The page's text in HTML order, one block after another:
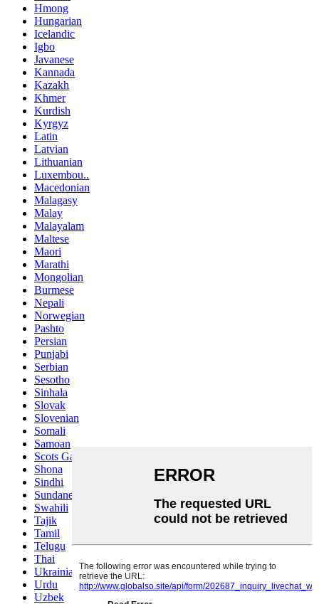
Hmong
Hungarian
Icelandic
Igbo
Javanese
Kannada
Kazakh
Khmer
Kurdish
Kyrgyz
Latin
Latvian
Lithuanian
Luxembou..
Macedonian
Malagasy
Malay
Malayalam
Maltese
Maori
Marathi
Mongolian
Burmese
Nepali
Norwegian
Pashto
Persian
Punjabi
Serbian
Sesotho
Sinhala
Slovak
Slovenian
Somali
Samoan
Scots Gaelic
Shona
Sindhi
Sundanese
Swahili
Tajik
Tamil
Telugu
Thai
Ukrainian
Urdu
Uzbek